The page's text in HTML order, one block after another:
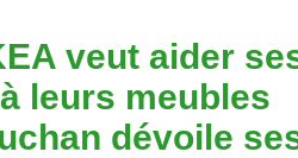
veut aider
leurs meubles
dévoile